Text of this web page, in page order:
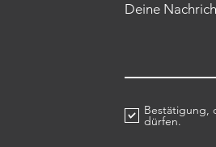
Deine
Bestätigung,
dürfen.